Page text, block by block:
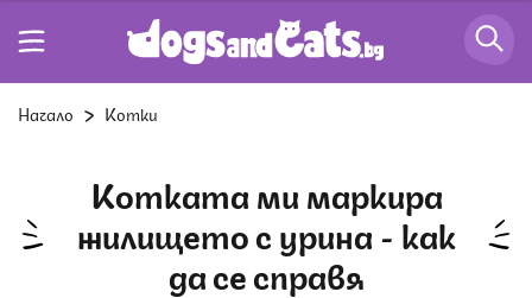
Начало Котки
Котката ми маркира
жилището с урина - как
да се справя